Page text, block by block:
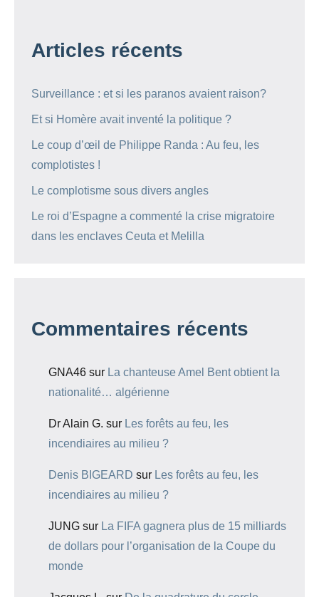
Articles récents
Surveillance : et si les paranos avaient raison?
Et si Homère avait inventé la politique ?
Le coup d’œil de Philippe Randa : Au feu, les
complotistes !
Le complotisme sous divers angles
Le roi d’Espagne a commenté la crise migratoire
dans les enclaves Ceuta et Melilla
Commentaires récents
GNA46 sur La chanteuse Amel Bent obtient la
nationalité… algérienne
Dr Alain G. sur Les forêts au feu, les
incendiaires au milieu ?
Denis BIGEARD sur Les forêts au feu, les
incendiaires au milieu ?
JUNG sur La FIFA gagnera plus de 15 milliards
de dollars pour l’organisation de la Coupe du
monde